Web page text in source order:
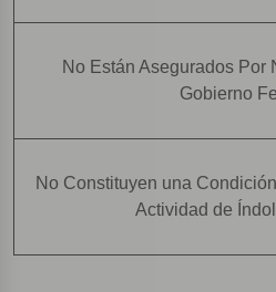
No Están Asegurados Por
Gobierno
No Constituyen una
Actividad de